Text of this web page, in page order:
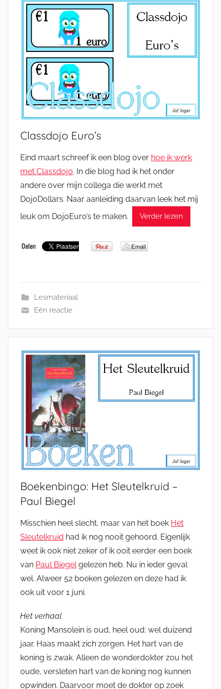
Classdojo Euro’s
Eind maart schreef ik een blog over hoe ik werk
met Classdojo. In die blog had ik het onder
andere over mijn collega die werkt met
DojoDollars. Naar aanleiding daarvan leek het mij
leuk om DojoEuro’s te maken.
Verder lezen
Lesmateriaal
Eén reactie
Boekenbingo: Het Sleutelkruid –
Paul Biegel
Misschien heel slecht, maar van het boek Het
Sleutelkruid had ik nog nooit gehoord. Eigenlijk
weet ik ook niet zeker of ik ooit eerder een boek
van Paul Biegelgelezen heb. Nu in ieder geval
wel. Alweer 52 boeken gelezen en deze had ik
ook uit voor 1 juni.
Het verhaal
Koning Mansolein is oud, heel oud: wel duizend
jaar. Haas maakt zich zorgen. Het hart van de
koning is zwak. Alleen de wonderdokter zou het
oude, versleten hart van de koning nog kunnen
opwinden. Daarvoor moet de dokter op zoek